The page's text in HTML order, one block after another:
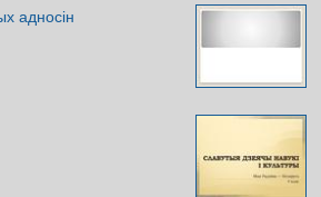
адносін